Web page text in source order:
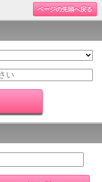
ページの先頭へ戻る